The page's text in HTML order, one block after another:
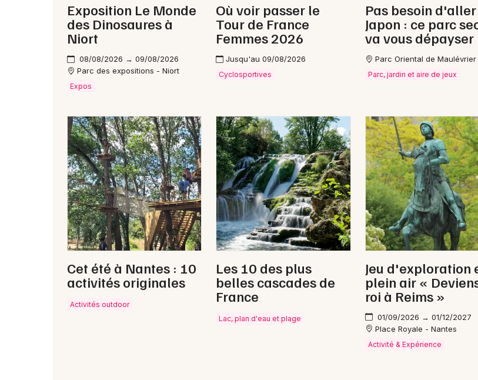
Exposition Le Monde
des Dinosaures à
Niort
08/08/2026 → 09/08/2026
Parc des expositions - Niort
Expos
Où voir passer le
Tour de France
Femmes 2026
Jusqu'au 09/08/2026
Cyclosportives
Pas besoin
Japon : ce parc
va vous dépayser
Parc Oriental de Maulévrier
Parc, jardin et aire de jeux
Cet été à Nantes : 10
activités originales
Activités outdoor
Les 10 des plus
belles cascades de
France
Lac, plan d'eau et plage
Jeu d'exploration
plein air «
roi à Reims »
01/09/2026 → 01/12/2027
Place Royale - Nantes
Activité & Expérience